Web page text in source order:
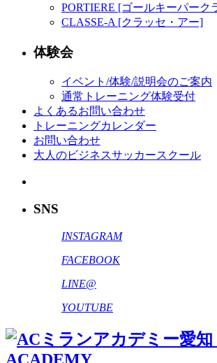
PORTIERE [ゴールキーパーク
CLASSE-A [クラッセ・アー]
体験会
イベント/体験/説明会のご案内
通常トレーニング体験受付
よくあるお問い合わせ
トレーニングカレンダー
お問い合わせ
大人のビジネスサッカースクール
SNS
INSTAGRAM
FACEBOOK
LINE@
YOUTUBE